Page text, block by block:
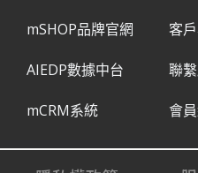
mSHOP品牌官網
AIEDP數據中台
mCRM系統
客
聯
會